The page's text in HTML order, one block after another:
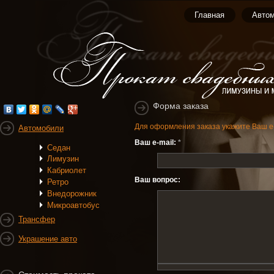
Главная
Автомобили
Седан
Лимузин
Кабриолет
Ретро
Внедорожник
Микроавтобус
Трансфер
Украшение авто
Форма заказа
Для оформления заказа укажите Ваш
Ваш e-mail: *
Ваш вопрос: